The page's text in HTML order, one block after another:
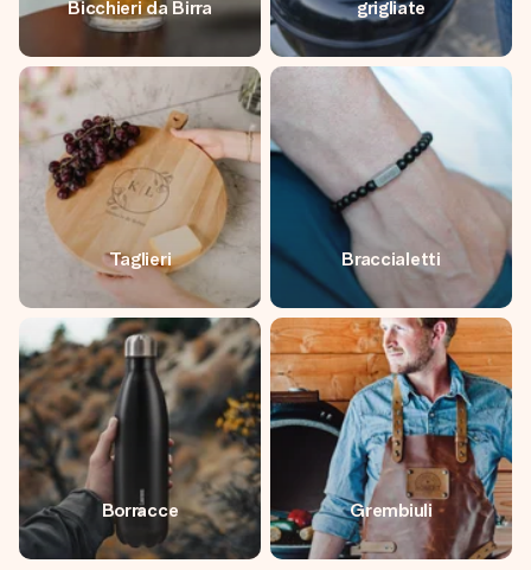
Bicchieri da Birra
grigliate
Taglieri Braccialetti
Borracce Grembiuli